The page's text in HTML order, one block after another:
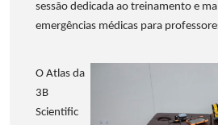
sessão dedicada ao treinamento e
emergências médicas para
O Atlas da
3B
Scientific